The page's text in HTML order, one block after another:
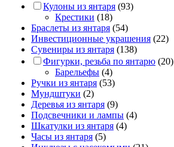
Кулоны из янтаря (93)
Крестики (18)
Браслеты из янтаря (54)
Инвестиционные украшения (22)
Сувениры из янтаря (138)
Фигурки, резьба по янтарю (20)
Барельефы (4)
Ручки из янтаря (53)
Мундштуки (2)
Деревья из янтаря (9)
Подсвечники и лампы (4)
Шкатулки из янтаря (4)
Часы из янтаря (5)